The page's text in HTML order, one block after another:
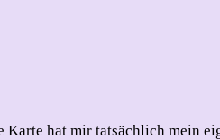
hat mir tatsächlich mein